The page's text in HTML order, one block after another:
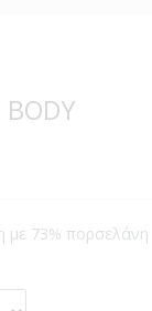
BODY
με 73% πορσελάνη